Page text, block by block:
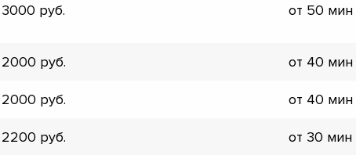
3000 от 50 мин
2000 от 40 мин
2000 от 40 мин
2200 от 30 мин